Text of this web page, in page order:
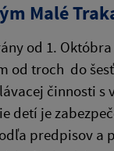
Malé
od 1.
od troch do
činnosti
detí je
predpisov a